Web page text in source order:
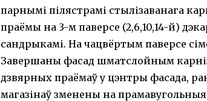
парнымі пілястрамі стылізаванага
праёмы на 3-м паверсе (2,6,10,14-й)
сандрыкамі. На чацвёртым паверсе
Завершаны фасад шматслойным
дзвярных праёмаў у цэнтры фасада,
магазінаў зменены на